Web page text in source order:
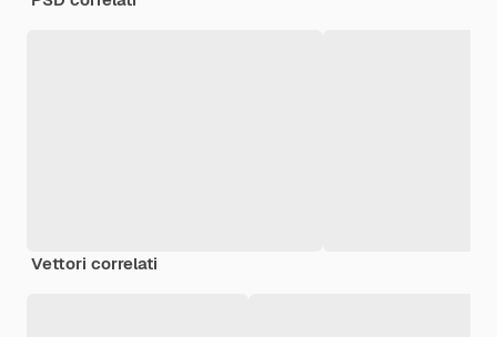
Vettori correlati